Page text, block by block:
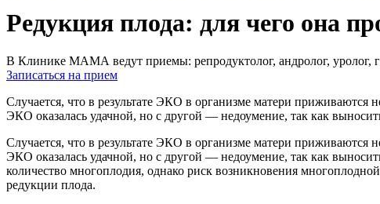
Редукция плода: для чего она
В Клинике МАМА ведут приемы: репродуктолог, андролог, уролог,
Записаться на прием
Случается, что в результате ЭКО в организме матери приживаются
ЭКО оказалась удачной, но с другой — недоумение, так как
Случается, что в результате ЭКО в организме матери приживаются
ЭКО оказалась удачной, но с другой — недоумение, так как
количество многоплодия, однако риск возникновения
редукции плода.